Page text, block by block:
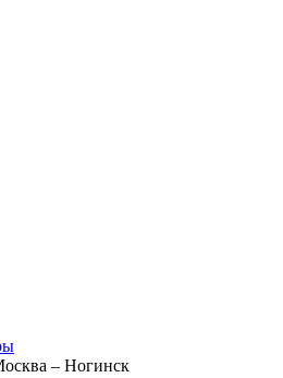
– Ногинск